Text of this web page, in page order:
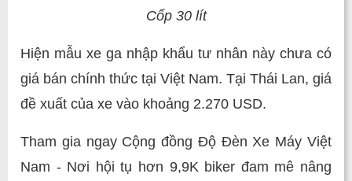
Cốp 30 lít
Hiện mẫu xe ga nhập khẩu tư nhân này chưa có
giá bán chính thức tại Việt Nam. Tại Thái Lan, giá
đề xuất của xe vào khoảng 2.270 USD.
Tham gia ngay Cộng đồng Độ Đèn Xe Máy Việt
Nam - Nơi hội tụ hơn 9,9K biker đam mê nâng